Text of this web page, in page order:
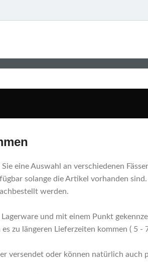
eine Auswahl an verschiedenen
solange die Artikel vorhanden sind.
werden.
und mit einem Punkt
zu längeren Lieferzeiten kommen ( 5 -
versendet oder können natürlich auch